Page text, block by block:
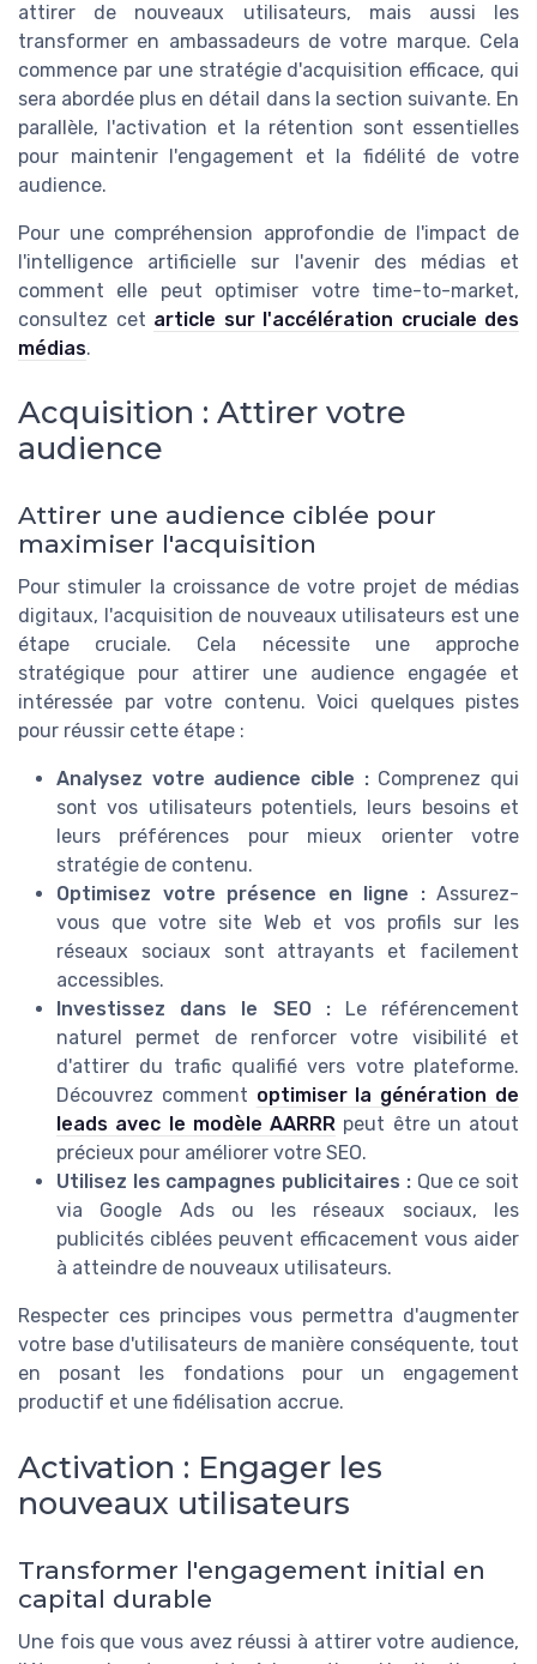
attirer de nouveaux utilisateurs, mais aussi les
transformer en ambassadeurs de votre marque. Cela
commence par une stratégie d'acquisition efficace, qui
sera abordée plus en détail dans la section suivante. En
parallèle, l'activation et la rétention sont essentielles
pour maintenir l'engagement et la fidélité de votre
audience.
Pour une compréhension approfondie de l'impact de
l'intelligence artificielle sur l'avenir des médias et
comment elle peut optimiser votre time-to-market,
consultez cet article sur l'accélération cruciale des
médias.
Acquisition : Attirer votre
audience
Attirer une audience ciblée pour
maximiser l'acquisition
Pour stimuler la croissance de votre projet de médias
digitaux, l'acquisition de nouveaux utilisateurs est une
étape cruciale. Cela nécessite une approche
stratégique pour attirer une audience engagée et
intéressée par votre contenu. Voici quelques pistes
pour réussir cette étape :
Analysez votre audience cible :Comprenez qui
sont vos utilisateurs potentiels, leurs besoins et
leurs préférences pour mieux orienter votre
stratégie de contenu.
Optimisez votre présence en ligne :Assurez-
vous que votre site Web et vos profils sur les
réseaux sociaux sont attrayants et facilement
accessibles.
Investissez dans le SEO :Le référencement
naturel permet de renforcer votre visibilité et
d'attirer du trafic qualifié vers votre plateforme.
Découvrez comment optimiser la génération de
leads avec le modèle AARRR peut être un atout
précieux pour améliorer votre SEO.
Utilisez les campagnes publicitaires :Que ce soit
via Google Ads ou les réseaux sociaux, les
publicités ciblées peuvent efficacement vous aider
à atteindre de nouveaux utilisateurs.
Respecter ces principes vous permettra d'augmenter
votre base d'utilisateurs de manière conséquente, tout
en posant les fondations pour un engagement
productif et une fidélisation accrue.
Activation : Engager les
nouveaux utilisateurs
Transformer l'engagement initial en
capital durable
Une fois que vous avez réussi à attirer votre audience,